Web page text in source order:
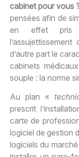
cabinet pour vous
pensées afin de
en effet pris
d’autre part le
cabinets
souple : la norme
Au plan «
prescrit
carte de
logiciel de gestion
logiciels du